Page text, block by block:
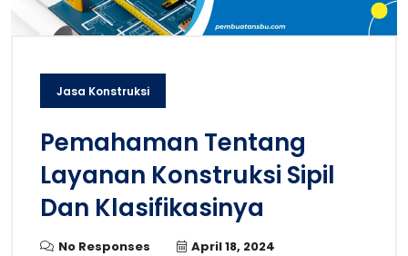
Jasa Konstruksi
Pemahaman Tentang
Layanan Konstruksi Sipil
Dan Klasifikasinya
No Responses April 18, 2024